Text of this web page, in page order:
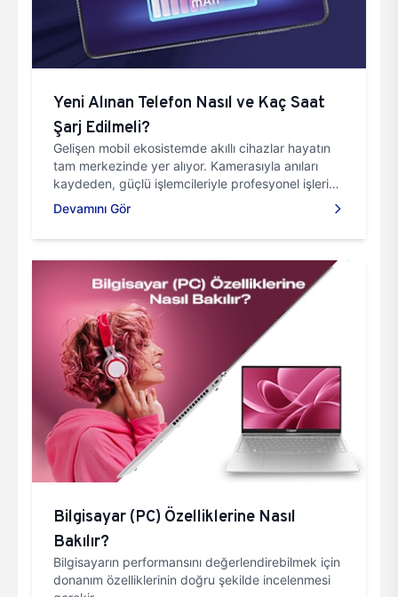
Yeni Alınan Telefon Nasıl ve Kaç Saat
Şarj Edilmeli?
Gelişen mobil ekosistemde akıllı cihazlar hayatın
tam merkezinde yer alıyor. Kamerasıyla anıları
kaydeden, güçlü işlemcileriyle profesyonel işleri
halleden ve geniş ekranlarında sinematik
deneyimler sunan taşınabilir asistanların kesintisiz
performansını belirleyen yegâne unsur, enerjidir.
Devamını Gör
Bilgisayar (PC) Özelliklerine Nasıl
Bakılır?
Bilgisayarın performansını değerlendirebilmek için
donanım özelliklerinin doğru şekilde incelenmesi